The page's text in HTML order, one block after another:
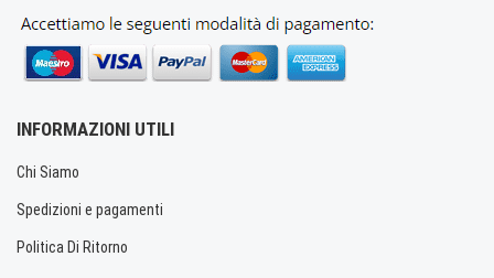
INFORMAZIONI UTILI
Chi Siamo
Spedizioni e pagamenti
Politica Di Ritorno